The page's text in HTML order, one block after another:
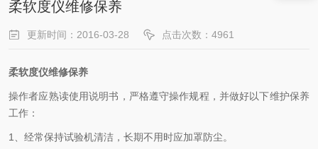
柔软度仪维修保养
更新时间：2016-03-28 点击次数：4961
柔软度仪维修保养
操作者应熟读使用说明书，严格遵守操作规程，并做好以下维护保养
工作：
1 、经常保持试验机清洁，长期不用时应加罩防尘。